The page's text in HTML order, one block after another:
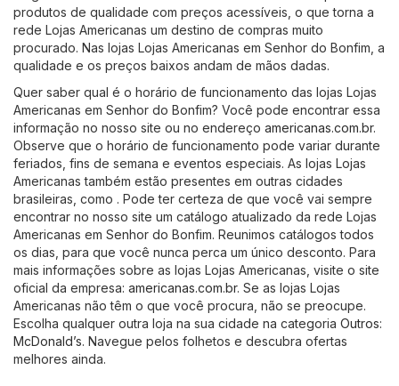
produtos de qualidade com preços acessíveis, o que torna a
rede Lojas Americanas um destino de compras muito
procurado. Nas lojas Lojas Americanas em Senhor do Bonfim, a
qualidade e os preços baixos andam de mãos dadas.
Quer saber qual é o horário de funcionamento das lojas Lojas
Americanas em Senhor do Bonfim? Você pode encontrar essa
informação no nosso site ou no endereço americanas.com.br.
Observe que o horário de funcionamento pode variar durante
feriados, fins de semana e eventos especiais. As lojas Lojas
Americanas também estão presentes em outras cidades
brasileiras, como . Pode ter certeza de que você vai sempre
encontrar no nosso site um catálogo atualizado da rede Lojas
Americanas em Senhor do Bonfim. Reunimos catálogos todos
os dias, para que você nunca perca um único desconto. Para
mais informações sobre as lojas Lojas Americanas, visite o site
oficial da empresa: americanas.com.br. Se as lojas Lojas
Americanas não têm o que você procura, não se preocupe.
Escolha qualquer outra loja na sua cidade na categoria Outros:
McDonald’s. Navegue pelos folhetos e descubra ofertas
melhores ainda.